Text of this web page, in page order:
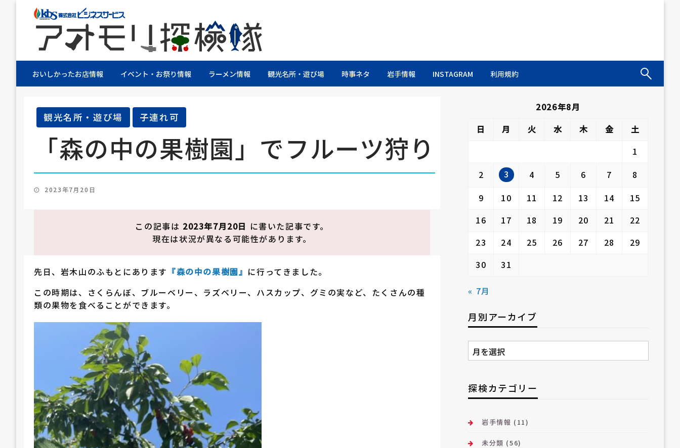
アオモリ探検隊
株式会社ビジネスサービス社員が青森県を探検するブログ
おいしかったお店情報 イベント・お祭り情報 ラーメン情報 観光名所・遊び場 時事ネタ 岩手情報 INSTAGRAM 利用規約
観光名所・遊び場 子連れ可
「森の中の果樹園」でフルーツ狩り
投
2023年7月20日
この記事は 2023年7月20日 に書いた記事です。
現在は状況が異なる可能性があります。
先日、岩木山のふもとにあります 『森の中の果樹園』 に行ってきました。
この時期は、さくらんぼ、ブルーベリー、ラズベリー、ハスカップ、グミの実など、たくさんの種
類の果物を食べることができます。
2026年8月
日
月 火 水 木 金
土
1
2
3 4 5 6 7
8
9
10 11 12 13 14
15
16
17 18 19 20 21
22
23
24 25 26 27 28
29
30
31
« 7月
月別アーカイブ
月
別
ー
カ
ブ
探検カテゴリー
岩手情報 (11)
未分類 (56)